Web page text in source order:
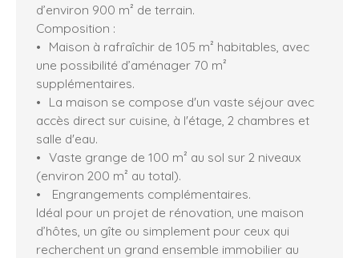
d’environ 900 m² de terrain.
Composition :
Maison à rafraîchir de 105 m² habitables, avec
une possibilité d’aménager 70 m²
supplémentaires.
La maison se compose d'un vaste séjour avec
accès direct sur cuisine, à l'étage, 2 chambres et
salle d'eau.
Vaste grange de 100 m² au sol sur 2 niveaux
(environ 200 m² au total).
Engrangements complémentaires.
Idéal pour un projet de rénovation, une maison
d’hôtes, un gîte ou simplement pour ceux qui
recherchent un grand ensemble immobilier au